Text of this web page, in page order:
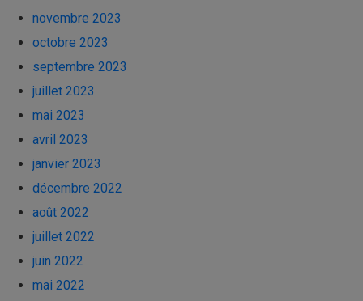
novembre 2023
octobre 2023
septembre 2023
juillet 2023
mai 2023
avril 2023
janvier 2023
décembre 2022
août 2022
juillet 2022
juin 2022
mai 2022